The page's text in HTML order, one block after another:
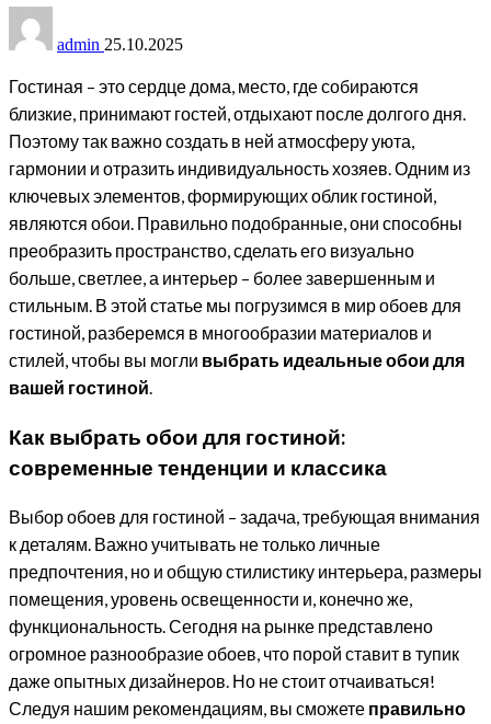
admin 25.10.2025
Гостиная – это сердце дома, место, где собираются
близкие, принимают гостей, отдыхают после долгого дня.
Поэтому так важно создать в ней атмосферу уюта,
гармонии и отразить индивидуальность хозяев. Одним из
ключевых элементов, формирующих облик гостиной,
являются обои. Правильно подобранные, они способны
преобразить пространство, сделать его визуально
больше, светлее, а интерьер – более завершенным и
стильным. В этой статье мы погрузимся в мир обоев для
гостиной, разберемся в многообразии материалов и
стилей, чтобы вы могли выбрать идеальные обои для
вашей гостиной.
Как выбрать обои для гостиной:
современные тенденции и классика
Выбор обоев для гостиной – задача, требующая внимания
к деталям. Важно учитывать не только личные
предпочтения, но и общую стилистику интерьера, размеры
помещения, уровень освещенности и, конечно же,
функциональность. Сегодня на рынке представлено
огромное разнообразие обоев, что порой ставит в тупик
даже опытных дизайнеров. Но не стоит отчаиваться!
Следуя нашим рекомендациям, вы сможете правильно